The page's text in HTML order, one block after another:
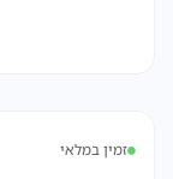
זמין במלאי